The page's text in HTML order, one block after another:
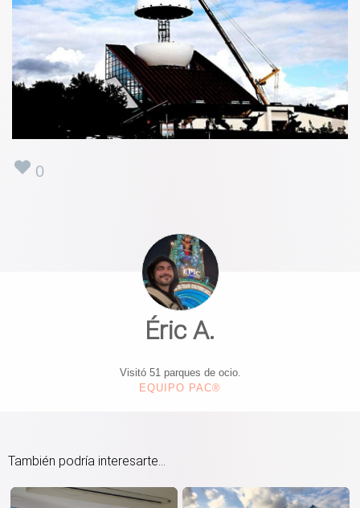
0
Éric A.
Visitó 51 parques de ocio.
EQUIPO PAC®
También podría interesarte...